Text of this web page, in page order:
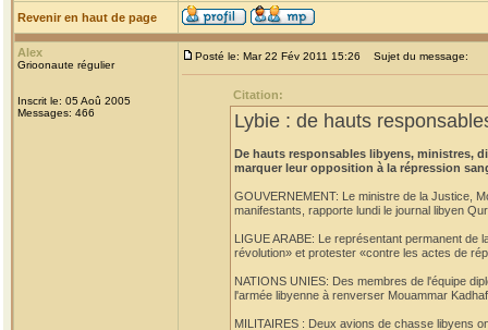
Revenir en haut de page
Alex
Grioonaute régulier
Inscrit le: 05 Aoû 2005
Messages: 466
Posté le: Mar 22 Fév 2011 15:26 Sujet du message:
Citation:
Lybie : de hauts
De hauts responsables libyens, ministres,
marquer leur opposition à la répression
GOUVERNEMENT: Le ministre de la Justice,
manifestants, rapporte lundi le journal libyen
LIGUE ARABE: Le représentant permanent de
révolution» et protester «contre les actes de
NATIONS UNIES: Des membres de l'équipe
l'armée libyenne à renverser Mouammar
MILITAIRES : Deux avions de chasse libyens